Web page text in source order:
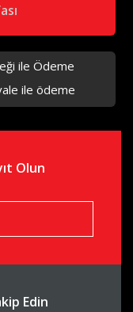
ile Ödeme
ile ödeme
Olun
Edin